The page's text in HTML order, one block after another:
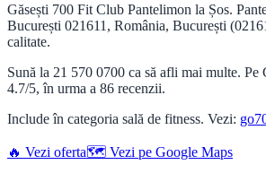
Găsești 700 Fit Club Pantelimon la Șos.
București 021611, România, București
calitate.
Sună la 21 570 0700 ca să afli mai multe. Pe
4.7/5, în urma a 86 recenzii.
Include în categoria sală de fitness. Vezi:
🔥 Vezi oferta🗺️ Vezi pe Google Maps